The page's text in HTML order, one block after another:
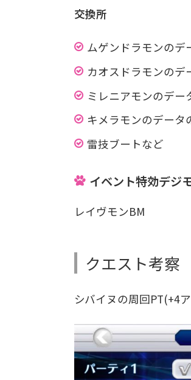
交換所
ムゲンドラモンのデ
カオスドラモンのデ
ミレニアモンのデー
キメラモンのデータ
雷技ブートなど
イベント特効デジ
レイヴモンBM
クエスト考察
シバイヌの周回PT(+4